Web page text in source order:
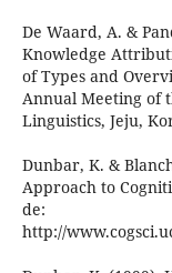
De Waard, A. &
Knowledge
of Types and
Annual Meeting of
Linguistics, Jeju,
Dunbar, K. &
Approach to
de:
http://